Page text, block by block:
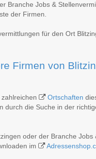
Branche Jobs &
der Firmen.
für den Ort
Firmen von
Ortschaften
durch die Suche in der
oder der Branche
im